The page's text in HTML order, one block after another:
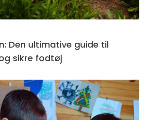
Den ultimative guide til
sikre fodtøj